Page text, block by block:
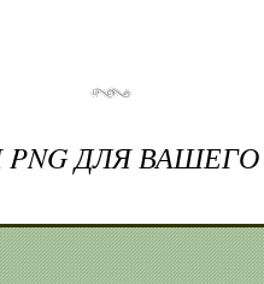
ДЛЯ ВАШЕГО